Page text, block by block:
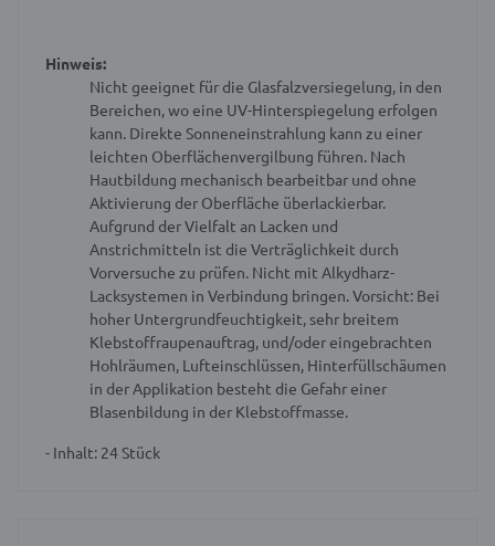
Hinweis:
Nicht geeignet für die Glasfalzversiegelung, in den
Bereichen, wo eine UV-Hinterspiegelung erfolgen
kann. Direkte Sonneneinstrahlung kann zu einer
leichten Oberflächenvergilbung führen. Nach
Hautbildung mechanisch bearbeitbar und ohne
Aktivierung der Oberfläche überlackierbar.
Aufgrund der Vielfalt an Lacken und
Anstrichmitteln ist die Verträglichkeit durch
Vorversuche zu prüfen. Nicht mit Alkydharz-
Lacksystemen in Verbindung bringen.Vorsicht: Bei
hoher Untergrundfeuchtigkeit, sehr breitem
Klebstoffraupenauftrag, und/oder eingebrachten
Hohlräumen, Lufteinschlüssen, Hinterfüllschäumen
in der Applikation besteht die Gefahr einer
Blasenbildung in der Klebstoffmasse.
- Inhalt: 24 Stück